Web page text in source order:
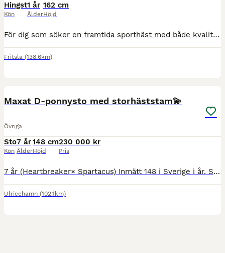
Hingst
Kön
1 år
Ålder
162 cm
Höjd
För dig som söker en framtida sporthäst med både kvalitet och karaktär finns nu möjligheten att förvärva Charm Me Ryal K, en lovande unghingst med en stamtavla som förenar några av Europas mest eftert
Fritsla (138.6km)
Maxat D-ponnysto med storhäststam💫
Övriga
Sto
Kön
7 år
Ålder
148 cm
Höjd
230 000 kr
Pris
7 år (Heartbreaker× Spartacus) Inmätt 148 i Sverige i år. Snäll och enkel i all hantering, väldigt väluppfostrad. Välriden och snäll men känslig så kräver en rutinerad ryttare. Tävlad felfritt 110
Ulricehamn (102.1km)